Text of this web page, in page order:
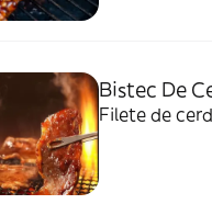
Bistec De
Filete de